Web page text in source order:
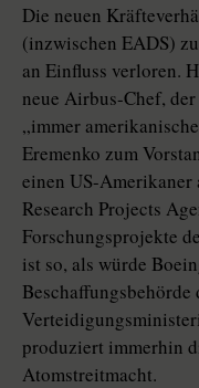
Die neuen
(inzwischen EADS)
an Einfluss verloren.
neue Airbus-Chef,
„immer
Eremenko zum
einen US-Amerikaner
Research Projects
Forschungsprojekte
ist so, als würde
Beschaffungsbehörde
produziert immerhin
Atomstreitmacht.